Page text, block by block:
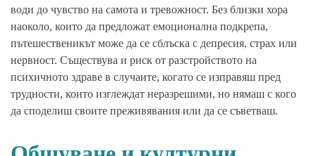
води до чувство на самота и тревожност. Без близки хора
наоколо, които да предложат емоционална подкрепа,
пътешественикът може да се сблъска с депресия, страх или
нервност. Съществува и риск от разстройството на
психичното здраве в случаите, когато се изправяш пред
трудности, които изглеждат неразрешими, но нямаш с кого
да споделиш своите преживявания или да се съветваш.